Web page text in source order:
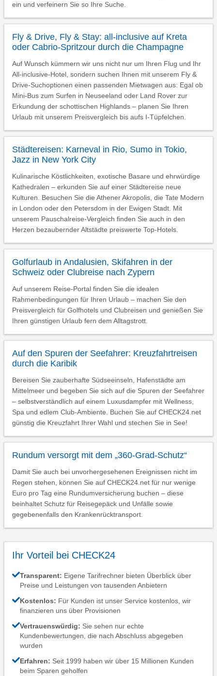
ein und verfeinern Sie so Ihre Suche.
Fly & Drive, Fly & Stay: all-inclusive auf Kreta
oder Cabrio-Spritzour durch die Champagne
Auf Wunsch kümmern wir uns nicht nur um Ihren Flug und Ihr
All-inclusive-Hotel, sondern suchen Ihnen mit unserem Fly &
Drive-Suchoptionen einen passenden Mietwagen aus: Egal ob
Mini-Bus zum Surfen in Neuseeland oder Land Rover zur
Erkundung der schottischen Highlands – planen Sie Ihren
Urlaub mit unserem Preisvergleich bis aufs I-Tüpfelchen.
Städtereisen: Karneval in Rio, Sumo in Tokio,
Jazz in New York City
Kulinarische Köstlichkeiten, exotische Basare und ehrwürdige
Kathedralen – erkunden Sie auf einer Städtereise neue
Kulturen. Besuchen Sie die Athener Akropolis, die Tate Modern
in London oder den Petersdom in der Ewigen Stadt. Mit
unserem Pauschalreise-Vergleich finden Sie auch in den
Herzen bezaubernder Altstädte preiswerte Top-Hotels.
Golfurlaub in Andalusien, Skifahren in der
Schweiz oder Clubreise nach Zypern
Auf unserem Reise-Portal finden Sie die idealen
Rahmenbedingungen für Ihren Urlaub – machen Sie den
Preisvergleich für Golfhotels und Clubreisen und genießen Sie
Ihren günstigen Urlaub fern dem Alltagstrott.
Auf den Spuren der Seefahrer: Kreuzfahrtreisen
durch die Karibik
Bereisen Sie zauberhafte Südseeinseln, Hafenstädte am
Mittelmeer und begeben Sie sich auf die Spuren der Seefahrer
– selbstverständlich auf einem Luxusdampfer mit Wellness,
Spa und edlem Club-Ambiente. Buchen Sie auf CHECK24.net
günstig die Kreuzfahrt Ihrer Wahl und stechen Sie in See!
Rundum versorgt mit dem „360-Grad-Schutz“
Damit Sie auch bei unvorhergesehenen Ereignissen nicht im
Regen stehen, können Sie auf CHECK24.net für nur wenige
Euro pro Tag eine Rundumversicherung buchen – diese
beinhaltet Schutz für Reisegepäck und Unfälle sowie
gegebenenfalls den Krankenrücktransport.
Ihr Vorteil bei CHECK24
Transparent: Eigene Tarifrechner bieten Überblick über
Preise und Leistungen von tausenden Anbietern
Kostenlos: Für Kunden ist unser Service kostenlos, wir
finanzieren uns über Provisionen
Vertrauenswürdig: Sie sehen nur echte
Kundenbewertungen, die nach Abschluss abgegeben
wurden
Erfahren: Seit 1999 haben wir über 15 Millionen Kunden
beim Sparen geholfen